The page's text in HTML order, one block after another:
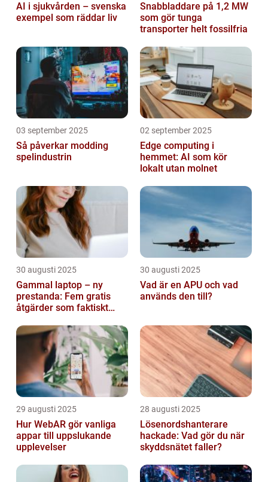
AI i sjukvården – svenska
exempel som räddar liv
Snabbladdare på 1,2 MW
som gör tunga
transporter helt fossilfria
03 september 2025
Så påverkar modding
spelindustrin
02 september 2025
Edge computing i
hemmet: AI som kör
lokalt utan molnet
30 augusti 2025
Gammal laptop – ny
prestanda: Fem gratis
åtgärder som faktiskt
30 augusti 2025
Vad är en APU och vad
används den till?
29 augusti 2025
Hur WebAR gör vanliga
appar till uppslukande
upplevelser
28 augusti 2025
Lösenordshanterare
hackade: Vad gör du när
skyddsnätet faller?